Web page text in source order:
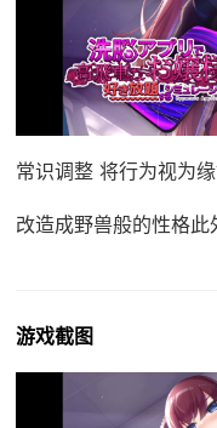
常识调整 将行为视为
改造成野兽般的性格
游戏截图